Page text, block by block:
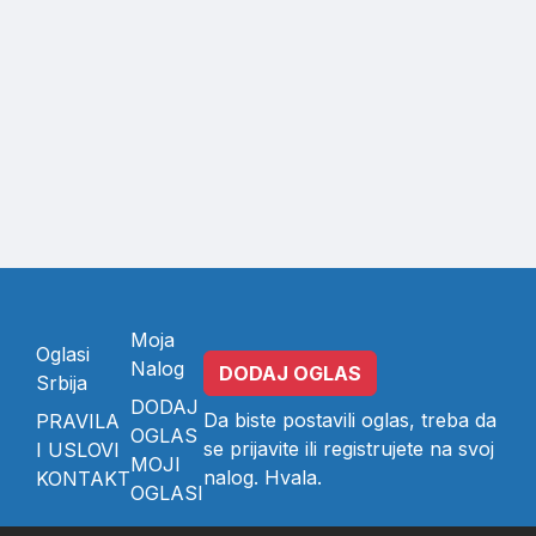
Oglasi
Srbija
PRAVILA
I USLOVI
KONTAKT
Moja
Nalog
DODAJ
OGLAS
MOJI
OGLASI
DODAJ OGLAS
Da biste postavili oglas, treba da
se prijavite ili registrujete na svoj
nalog. Hvala.